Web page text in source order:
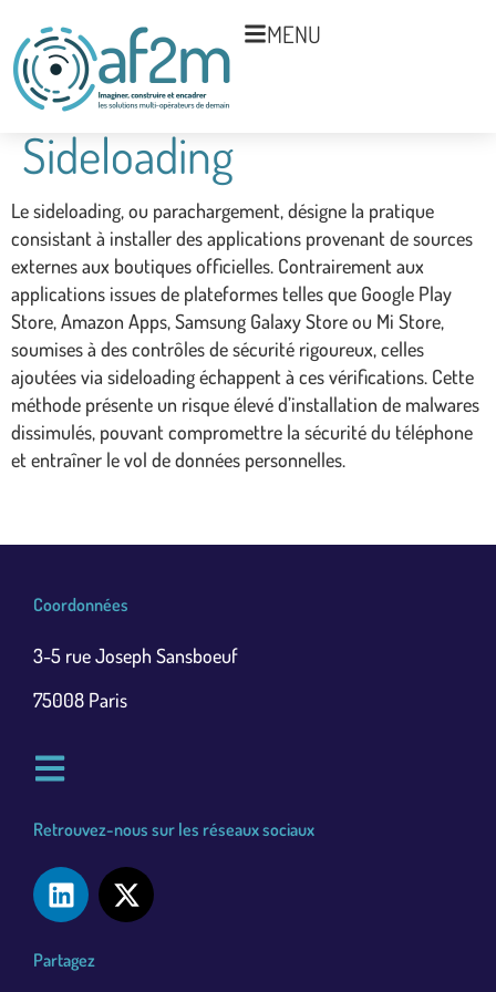
MENU
Sideloading
Le sideloading, ou parachargement, désigne la pratique
consistant à installer des applications provenant de sources
externes aux boutiques officielles. Contrairement aux
applications issues de plateformes telles que Google Play
Store, Amazon Apps, Samsung Galaxy Store ou Mi Store,
soumises à des contrôles de sécurité rigoureux, celles
ajoutées via sideloading échappent à ces vérifications. Cette
méthode présente un risque élevé d’installation de malwares
dissimulés, pouvant compromettre la sécurité du téléphone
et entraîner le vol de données personnelles.
Coordonnées
3-5 rue Joseph Sansboeuf
75008 Paris
Retrouvez-nous sur les réseaux sociaux
Partagez